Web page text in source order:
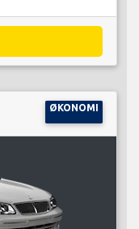
ØKONOMI